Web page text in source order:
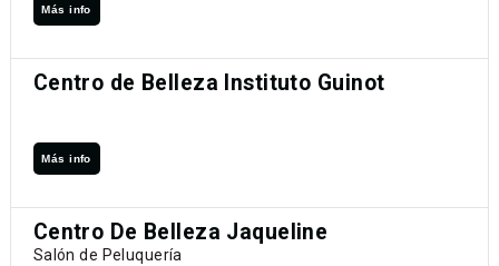
Más info
Centro de Belleza Instituto Guinot
Más info
Centro De Belleza Jaqueline
Salón de Peluquería